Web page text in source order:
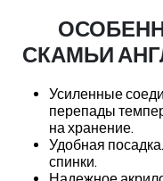
СКАМЬИ
Усиленные
перепады
на хранение.
Удобная
спинки.